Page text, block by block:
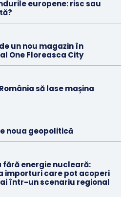
europene: risc sau
un nou magazin în
One Floreasca City
să lase mașina
noua geopolitică
fără energie nucleară:
importuri care pot acoperi
într-un scenariu regional